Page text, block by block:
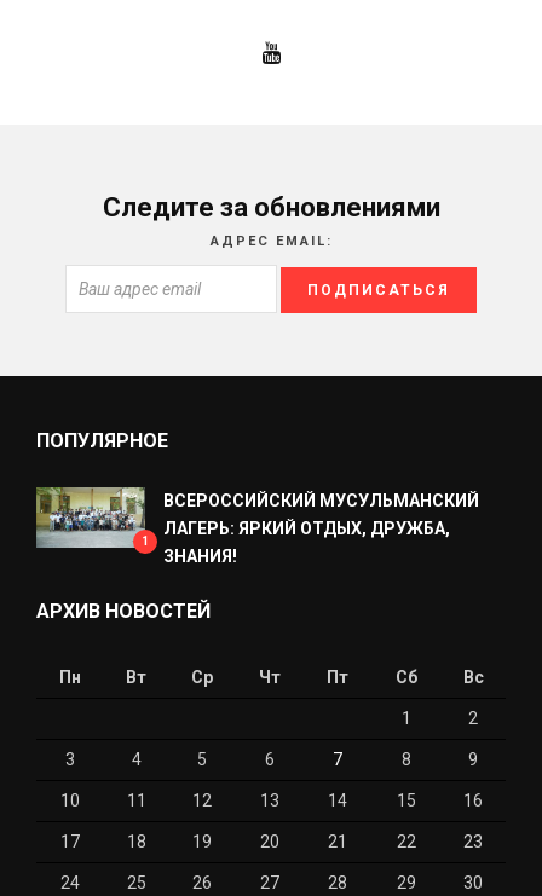
Следите за обновлениями
АДРЕС EMAIL:
ПОПУЛЯРНОЕ
1
ВСЕРОССИЙСКИЙ МУСУЛЬМАНСКИЙ
ЛАГЕРЬ: ЯРКИЙ ОТДЫХ, ДРУЖБА,
ЗНАНИЯ!
АРХИВ НОВОСТЕЙ
Пн Вт Ср Чт Пт Сб Вс
1 2
3 4 5 6 7 8 9
10 11 12 13 14 15 16
17 18 19 20 21 22 23
24 25 26 27 28 29 30